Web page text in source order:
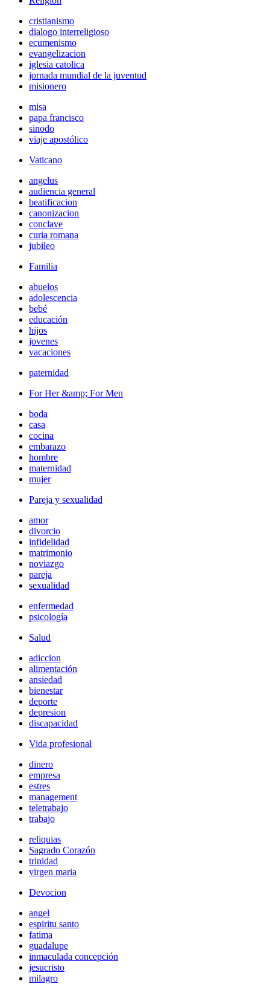
cristianismo
dialogo interreligioso
ecumenismo
evangelizacion
iglesia catolica
jornada mundial de la juventud
misionero
misa
papa francisco
sinodo
viaje apostólico
Vaticano
angelus
audiencia general
beatificacion
canonizacion
conclave
curia romana
jubileo
Familia
abuelos
adolescencia
bebé
educación
hijos
jovenes
vacaciones
paternidad
For Her &amp; For Men
boda
casa
cocina
embarazo
hombre
maternidad
mujer
Pareja y sexualidad
amor
divorcio
infidelidad
matrimonio
noviazgo
pareja
sexualidad
enfermedad
psicología
Salud
adiccion
alimentación
ansiedad
bienestar
deporte
depresion
discapacidad
Vida profesional
dinero
empresa
estres
management
teletrabajo
trabajo
reliquias
Sagrado Corazón
trinidad
virgen maria
Devocion
angel
espiritu santo
fatima
guadalupe
inmaculada concepción
jesucristo
milagro